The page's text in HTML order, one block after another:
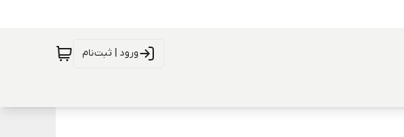
ورود | ثبت‌نام